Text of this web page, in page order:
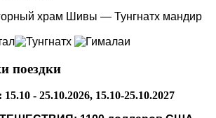
поездки
- 25.10.2026, 15.10-25.10.2027